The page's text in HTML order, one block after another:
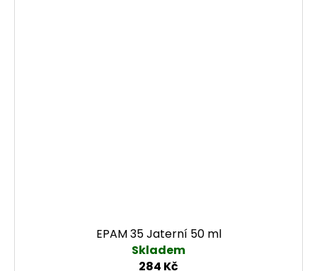
EPAM 35 Jaterní 50 ml
Skladem
284 Kč